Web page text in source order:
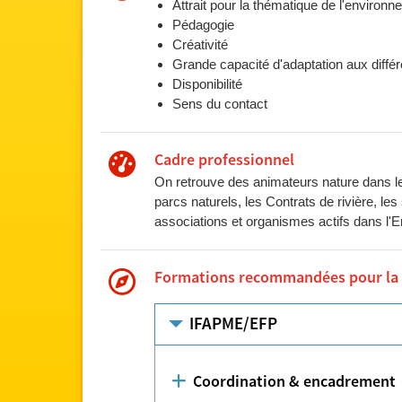
Attrait pour la thématique de
Pédagogie
Créativité
Grande capacité d'adaptation aux
Disponibilité
Sens du contact
Cadre professionnel
On retrouve des animateurs nature dans
parcs naturels, les Contrats de rivière,
associations et organismes actifs dans
Formations recommandées pour
IFAPME/EFP
Coordination & encadrement